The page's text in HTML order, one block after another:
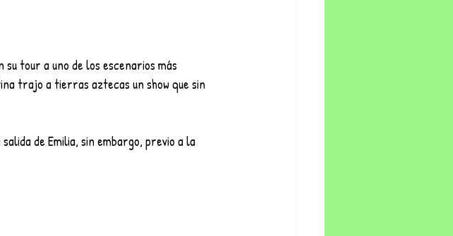
tour a uno de los escenarios más
trajo a tierras aztecas un show que sin
de Emilia, sin embargo, previo a la